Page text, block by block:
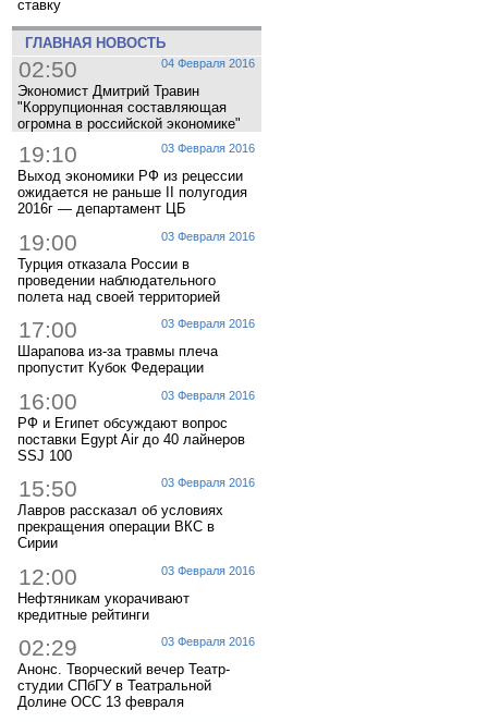
ставку
ГЛАВНАЯ НОВОСТЬ
04 Февраля 2016
02:50
Экономист Дмитрий Травин
"Коррупционная составляющая
огромна в российской экономике"
03 Февраля 2016
19:10
Выход экономики РФ из рецессии
ожидается не раньше II полугодия
2016г — департамент ЦБ
03 Февраля 2016
19:00
Турция отказала России в
проведении наблюдательного
полета над своей территорией
03 Февраля 2016
17:00
Шарапова из-за травмы плеча
пропустит Кубок Федерации
03 Февраля 2016
16:00
РФ и Египет обсуждают вопрос
поставки Egypt Air до 40 лайнеров
SSJ 100
03 Февраля 2016
15:50
Лавров рассказал об условиях
прекращения операции ВКС в
Сирии
03 Февраля 2016
12:00
Нефтяникам укорачивают
кредитные рейтинги
03 Февраля 2016
02:29
Анонс. Творческий вечер Театр-
студии СПбГУ в Театральной
Долине ОСС 13 февраля